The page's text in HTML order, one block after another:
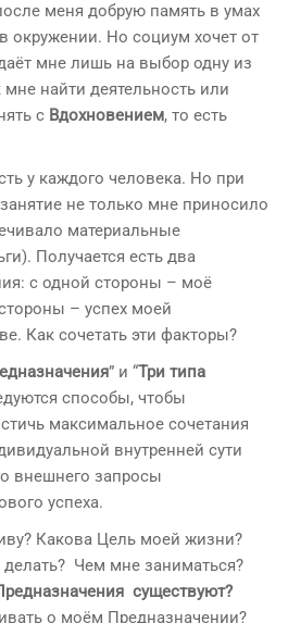
меня добрую память в умах
окружении. Но социум хочет от
мне лишь на выбор одну из
найти деятельность или
с Вдохновением, то есть
у каждого человека. Но при
не только мне приносило
материальные
Получается есть два
с одной стороны – моё
– успех моей
Как сочетать эти факторы?
” и “Три типа
способы, чтобы
максимальное сочетания
внутренней сути
внешнего запросы
успеха.
Какова Цель моей жизни?
Чем мне заниматься?
существуют?
о моём Предназначении?